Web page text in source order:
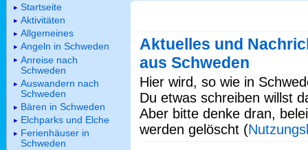
Aktuelles und
aus Schweden
Hier wird, so wie in
Du etwas schreiben willst
Aber bitte denke dran,
werden gelöscht (
Startseite
Aktivitäten
Allgemeines
Angeln in Schweden
Anreise nach
Schweden
Auswandern nach
Schweden
Bären in Schweden
Elchparks und Elche
Ferienhäuser in
Schweden